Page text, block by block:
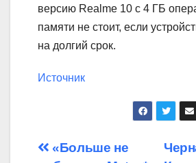
версию Realme 10 с 4 ГБ
памяти не стоит, если
на долгий срок.
Источник
Навигация
«Больше не